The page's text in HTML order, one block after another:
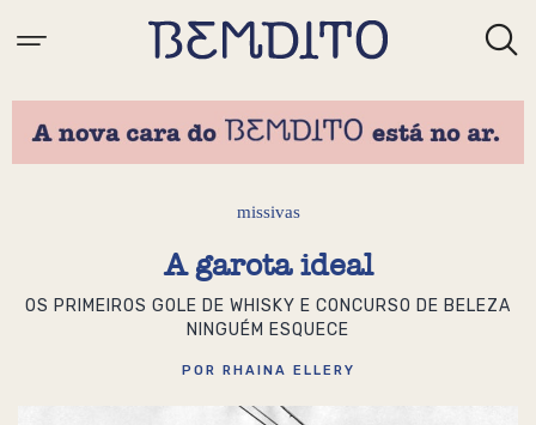
missivas
A garota ideal
OS PRIMEIROS GOLE DE WHISKY E CONCURSO DE BELEZA
NINGUÉM ESQUECE
POR RHAINA ELLERY